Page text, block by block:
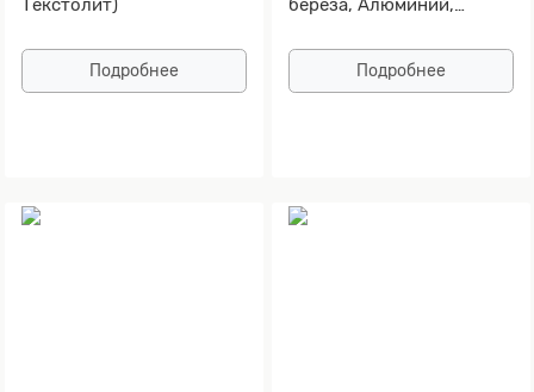
Текстолит)
Подробнее
берёза, Алюминий,
клинке)
Подробнее